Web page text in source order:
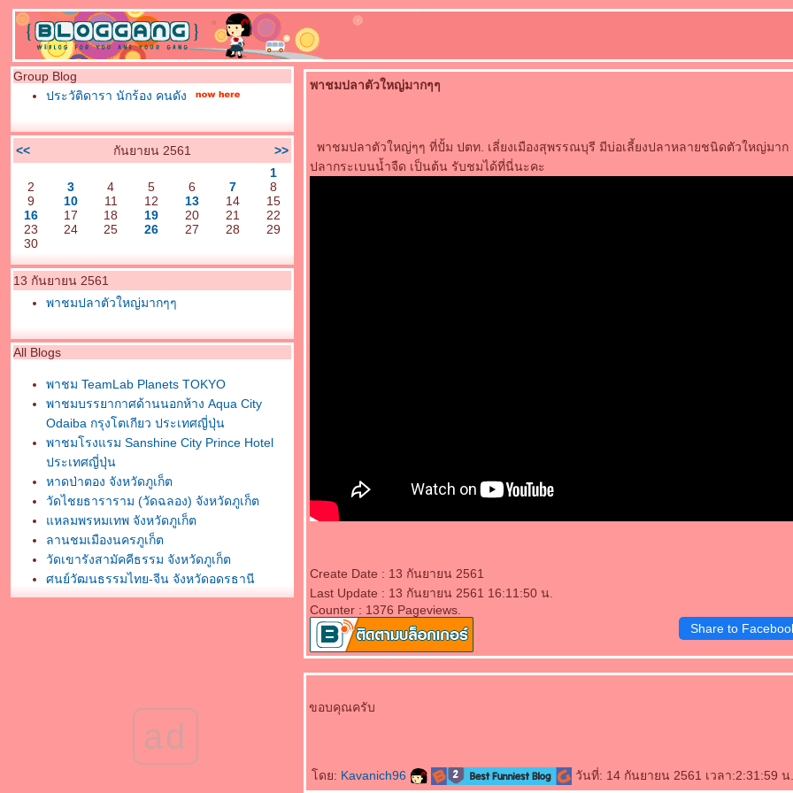
Group Blog
ประวัติดารา นักร้อง คนดัง
<< กันยายน 2561
>>
1
2
3 4 5 6 7
8
9
10 11 12 13 14
15
16
17 18 19 20 21
22
23
24 25 26 27 28
29
30
13 กันยายน 2561
พาชมปลาตัวใหญ่มากๆๆ
All Blogs
พาชม TeamLab Planets TOKYO
พาชมบรรยากาศด้านนอกห้าง Aqua City
Odaiba กรุงโตเกียว ประเทศญี่ปุ่น
พาชมโรงแรม Sanshine City Prince Hotel
ประเทศญี่ปุ่น
หาดป่าตอง จังหวัดภูเก็ต
วัดไชยธาราราม (วัดฉลอง) จังหวัดภูเก็ต
หลมพรหมเทพ จังหวัดภูเก็ต
ลานชมเมืองนครภูเก็ต
วัดเขารังสามัคคีธรรม จังหวัดภูเก็ต
ศูนย์วัฒนธรรมไทย-จีน จังหวัดอุดรธานี
พระบรมธาตุธรรมเจดีย์ วัดโพธิสมภรณ์
กราบสักการะพระธาตถศรีสุราษฎร์
ad
พาชมปลาตัวใหญ่มากๆๆ
พาชมปลาตัวใหญ่ๆๆ ที่ปั้ม ปตท. เลี่ยงเมืองสุพรรณบุรี มีบ่อเลี้ยงปลาหลายชนิดตัวใหญ่มาก
ปลากระเบนน้ำจืด เป็นต้น รับชมได้ที่นี่นะคะ
Create Date : 13 กันยายน 2561
Last Update : 13 กันยายน 2561 16:11:50 น.
Counter : 1376 Pageviews.
Share to
ขอบคุณครับ
ดย: Kavanich96 วันที่: 14 กันยายน 2561 เวลา:2:31:59 น.